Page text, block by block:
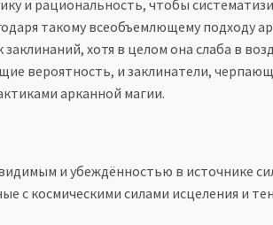
и рациональность, чтобы
такому всеобъемлющему подходу
хотя в целом она слаба в
вероятность, и заклинатели,
арканной магии.
и убеждённостью в источнике
с космическими силами исцеления и